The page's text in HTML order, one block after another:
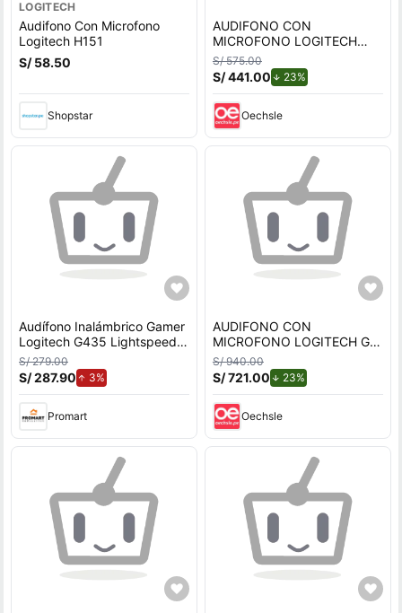
LOGITECH
Audifono Con Microfono
Logitech H151
S/ 58.50
Shopstar
AUDIFONO CON
MICROFONO LOGITECH
ZONE VIBE 100
BLUETOOTH ROSE
S/ 575.00
S/ 441.00 23%de descuento.
Oechsle
Audífono Inalámbrico Gamer
Logitech G435 Lightspeed
Blanco
S/ 279.00
S/ 287.90 3%
Promart
AUDIFONO CON
MICROFONO LOGITECH G
PRO X LIGHTSPEED
WIRELESS BLACK 981-
000906
S/ 940.00
S/ 721.00 23%de descuento.
Oechsle